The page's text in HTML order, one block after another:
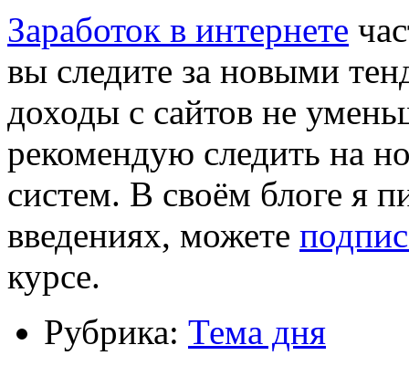
Заработок в интернете
вы следите за новыми
доходы с сайтов не
рекомендую следить на
систем. В своём блоге я
введениях, можете
курсе.
Рубрика: Тема дня